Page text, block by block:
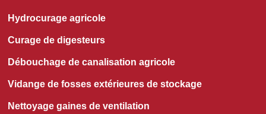
Hydrocurage agricole
Curage de digesteurs
Débouchage de canalisation agricole
Vidange de fosses extérieures de stockage
Nettoyage gaines de ventilation